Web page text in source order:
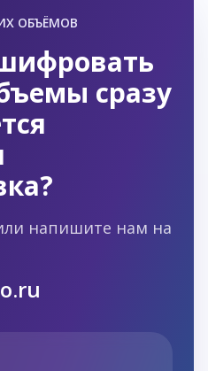
ОБЪЁМОВ
сразу
напишите нам на